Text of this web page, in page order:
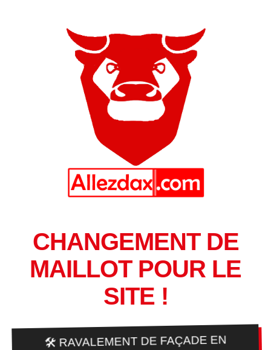
CHANGEMENT DE
MAILLOT POUR LE
SITE !
🛠️ RAVALEMENT DE FAÇADE EN